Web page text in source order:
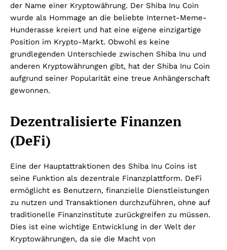
der Name einer Kryptowährung. Der Shiba Inu Coin
wurde als Hommage an die beliebte Internet-Meme-
Hunderasse kreiert und hat eine eigene einzigartige
Position im Krypto-Markt. Obwohl es keine
grundlegenden Unterschiede zwischen Shiba Inu und
anderen Kryptowährungen gibt, hat der Shiba Inu Coin
aufgrund seiner Popularität eine treue Anhängerschaft
gewonnen.
Dezentralisierte Finanzen
(DeFi)
Eine der Hauptattraktionen des Shiba Inu Coins ist
seine Funktion als dezentrale Finanzplattform. DeFi
ermöglicht es Benutzern, finanzielle Dienstleistungen
zu nutzen und Transaktionen durchzuführen, ohne auf
traditionelle Finanzinstitute zurückgreifen zu müssen.
Dies ist eine wichtige Entwicklung in der Welt der
Kryptowährungen, da sie die Macht von